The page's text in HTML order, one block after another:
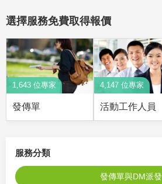
選擇服務免費取得報價
1,643 位專家
發傳單
4,147 位專家
活動工作人員
服務分類
發傳單與DM派發